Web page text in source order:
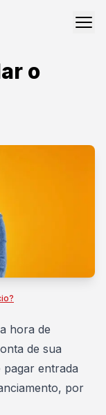
o
hora de
de sua
pagar entrada
por